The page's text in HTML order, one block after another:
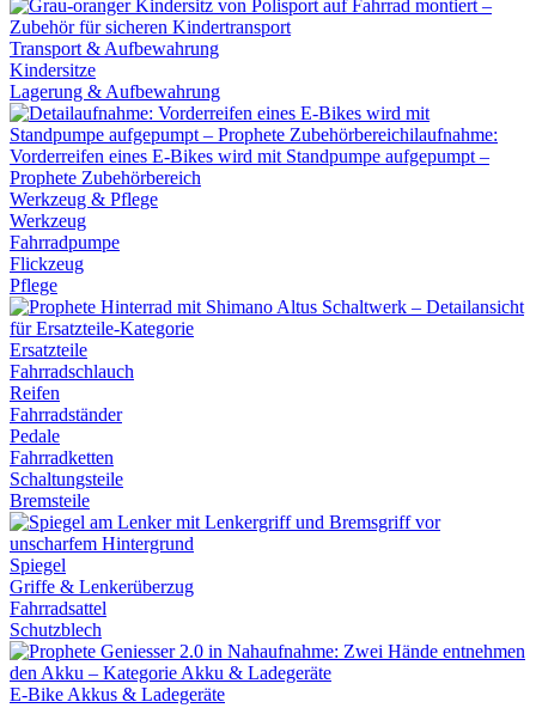
Transport & Aufbewahrung
Kindersitze
Lagerung & Aufbewahrung
Werkzeug & Pflege
Werkzeug
Fahrradpumpe
Flickzeug
Pflege
Ersatzteile
Fahrradschlauch
Reifen
Fahrradständer
Pedale
Fahrradketten
Schaltungsteile
Bremsteile
Spiegel
Griffe & Lenkerüberzug
Fahrradsattel
Schutzblech
E-Bike Akkus & Ladegeräte